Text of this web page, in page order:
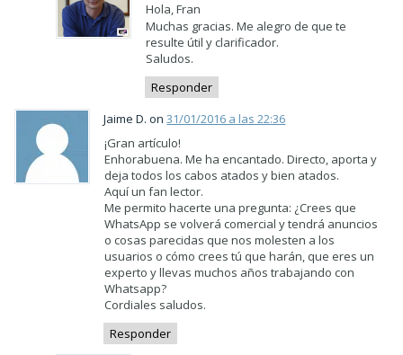
Hola, Fran
Muchas gracias. Me alegro de que te
resulte útil y clarificador.
Saludos.
Responder
Jaime D. on31/01/2016 a las 22:36
¡Gran artículo!
Enhorabuena. Me ha encantado. Directo, aporta y
deja todos los cabos atados y bien atados.
Aquí un fan lector.
Me permito hacerte una pregunta: ¿Crees que
WhatsApp se volverá comercial y tendrá anuncios
o cosas parecidas que nos molesten a los
usuarios o cómo crees tú que harán, que eres un
experto y llevas muchos años trabajando con
Whatsapp?
Cordiales saludos.
Responder